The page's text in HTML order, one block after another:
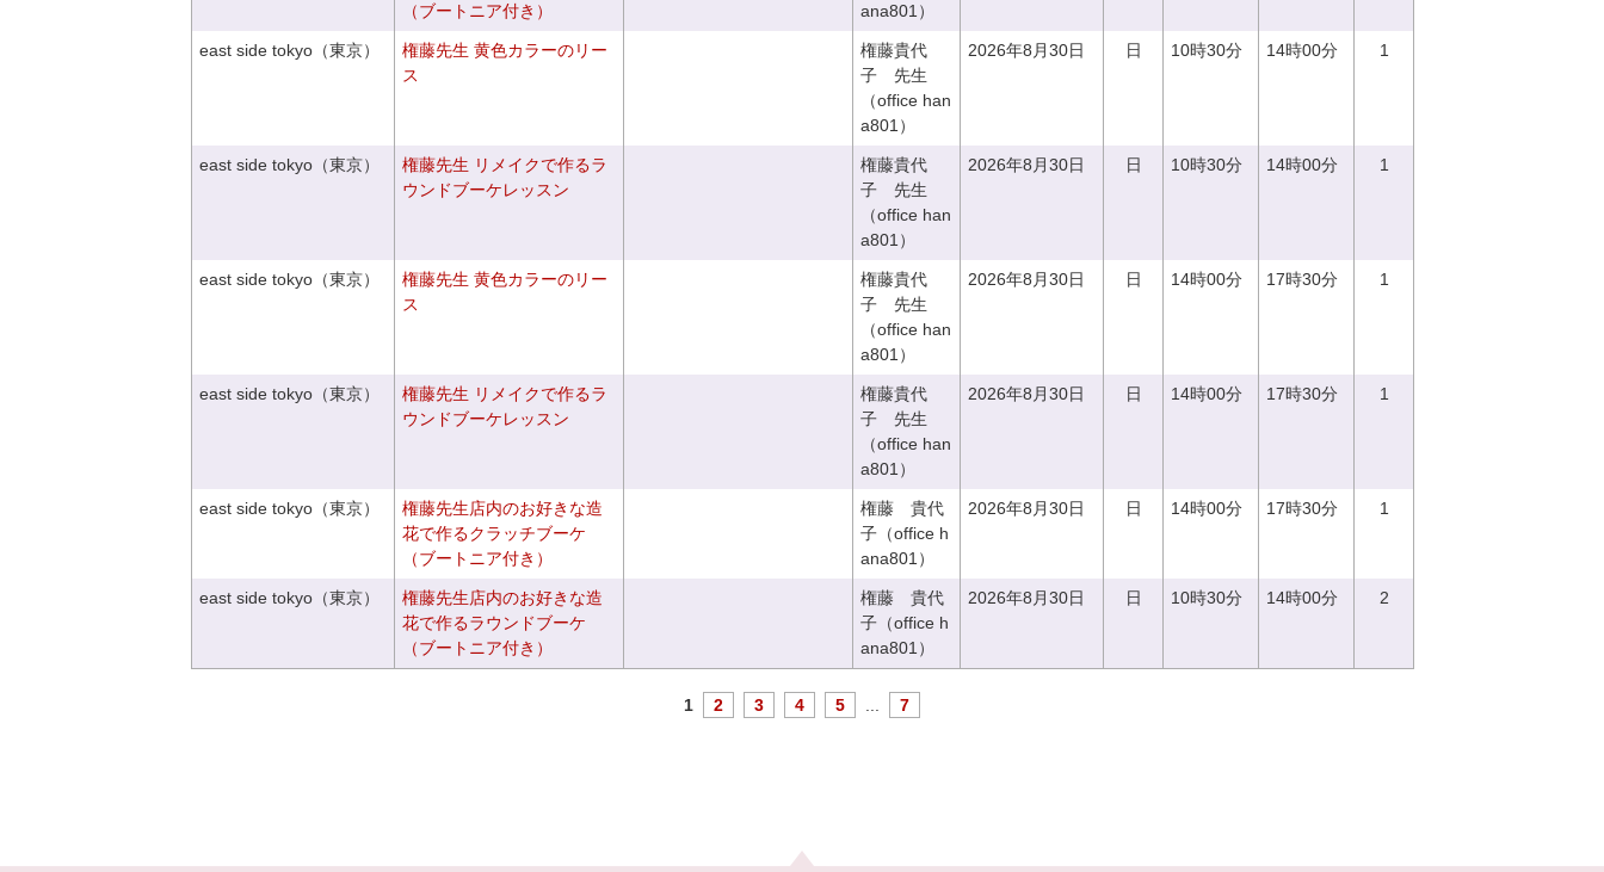
（ブートニア付き）
ana801）
east side tokyo（東京）
権藤先生 黄色カラーのリー
ス
権藤貴代
子 先生
（office han
a801）
2026年8月30日 日 10時30分 14時00分 1
east side tokyo（東京）
権藤先生 リメイクで作るラ
ウンドブーケレッスン
権藤貴代
子 先生
（office han
a801）
2026年8月30日 日 10時30分 14時00分 1
east side tokyo（東京）
権藤先生 黄色カラーのリー
ス
権藤貴代
子 先生
（office han
a801）
2026年8月30日 日 14時00分 17時30分 1
east side tokyo（東京）
権藤先生 リメイクで作るラ
ウンドブーケレッスン
権藤貴代
子 先生
（office han
a801）
2026年8月30日 日 14時00分 17時30分 1
east side tokyo（東京）
権藤先生店内のお好きな造
花で作るクラッチブーケ
（ブートニア付き）
権藤 貴代
子（office h
ana801）
2026年8月30日 日 14時00分 17時30分 1
east side tokyo（東京）
権藤先生店内のお好きな造
花で作るラウンドブーケ
（ブートニア付き）
権藤 貴代
子（office h
ana801）
2026年8月30日 日 10時30分 14時00分 2
1 2 3 4 5 7